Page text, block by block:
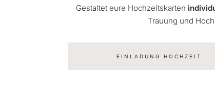
Gestaltet eure Hochzeitskarten
Trauung und
EINLADUNG HOCHZEIT